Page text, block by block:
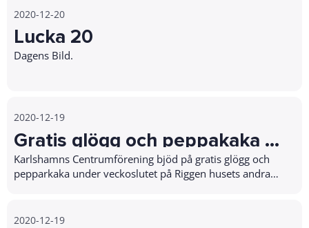
2020-12-20
Lucka 20
Dagens Bild.
2020-12-19
Gratis glögg och peppakaka på
Riggen huset i Karlshamn
Karlshamns Centrumförening bjöd på gratis glögg och
pepparkaka under veckoslutet på Riggen husets andra
2020-12-19